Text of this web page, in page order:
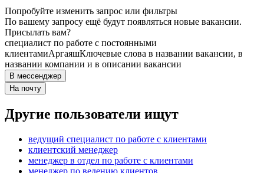
Попробуйте изменить запрос или фильтры
По вашему запросу ещё будут появляться новые вакансии.
Присылать вам?
специалист по работе с постоянными
клиентамиАргаяшКлючевые слова в названии вакансии, в
названии компании и в описании вакансии
В мессенджер
На почту
Другие пользователи ищут
ведущий специалист по работе с клиентами
клиентский менеджер
менеджер в отдел по работе с клиентами
менеджер по ведению клиентов